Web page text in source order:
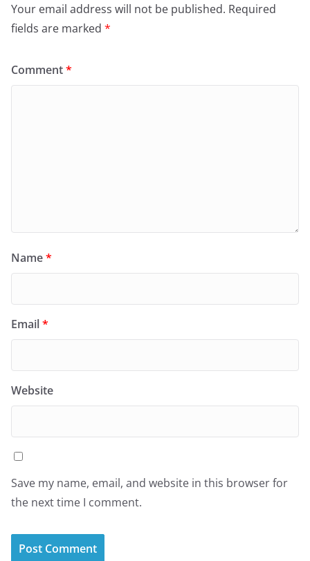
Your email address will not be published. Required
fields are marked *
Comment*
Name*
Email*
Website
Save my name, email, and website in this browser for
the next time I comment.